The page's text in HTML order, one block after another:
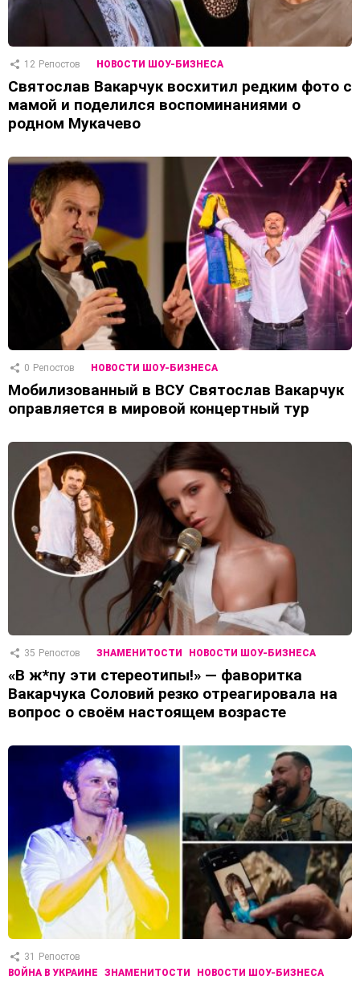
12 Репостов НОВОСТИ ШОУ-БИЗНЕСА
Святослав Вакарчук восхитил редким фото с
мамой и поделился воспоминаниями о
родном Мукачево
0 Репостов НОВОСТИ ШОУ-БИЗНЕСА
Мобилизованный в ВСУ Святослав Вакарчук
оправляется в мировой концертный тур
35 Репостов ЗНАМЕНИТОСТИ НОВОСТИ ШОУ-БИЗНЕСА
«В ж*пу эти стереотипы!» — фаворитка
Вакарчука Соловий резко отреагировала на
вопрос о своём настоящем возрасте
31 Репостов
ВОЙНА В УКРАИНЕ
ЗНАМЕНИТОСТИ НОВОСТИ ШОУ-БИЗНЕСА